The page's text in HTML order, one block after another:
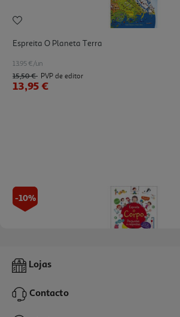
Espreita O Planeta Terra
13.95 €/un
15,50 € PVP de editor
13,95 €
-10%
Livro Espreita O Corpo - Perguntas E Respostas
15,50 € PVP de editor
13,95 €
Lojas
Contacto